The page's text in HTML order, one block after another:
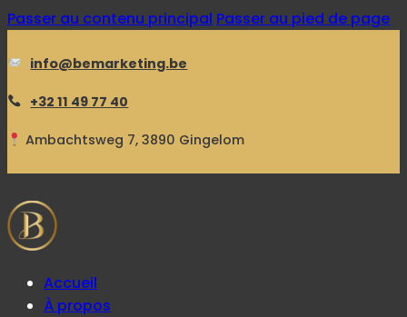
Passer au contenu principal Passer au pied de page
info@bemarketing.be
+32 11 49 77 40
Ambachtsweg 7, 3890 Gingelom
Accueil
À propos